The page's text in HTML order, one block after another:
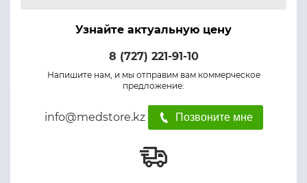
Узнайте актуальную цену
8 (727) 221-91-10
Напишите нам, и мы отправим вам коммерческое
предложение:
info@medstore.kz Позвоните мне